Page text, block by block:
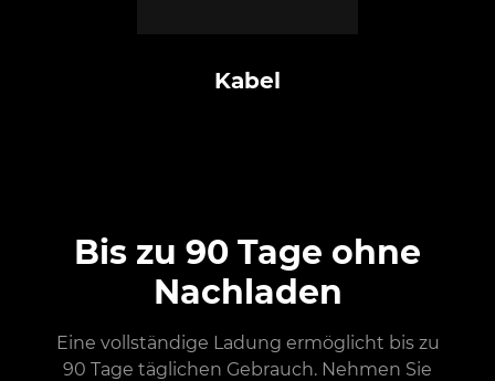
Kabel
Bis zu 90 Tage ohne
Nachladen
Eine vollständige Ladung ermöglicht bis zu
90 Tage täglichen Gebrauch. Nehmen Sie